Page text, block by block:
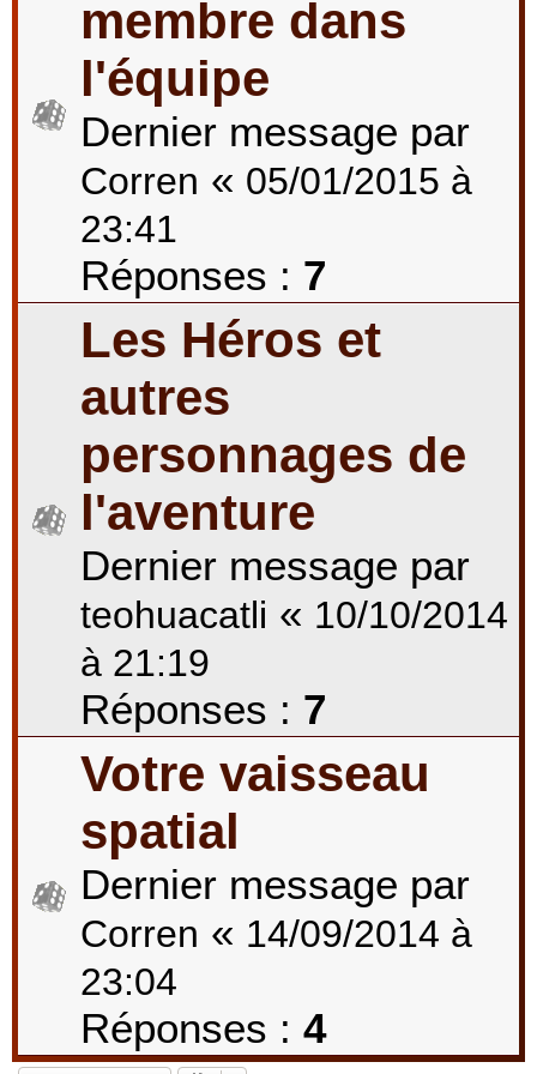
membre dans
l'équipe
Dernier message par
Corren « 05/01/2015 à
23:41
Réponses : 7
Les Héros et
autres
personnages de
l'aventure
Dernier message par
teohuacatli « 10/10/2014
à 21:19
Réponses : 7
Votre vaisseau
spatial
Dernier message par
Corren « 14/09/2014 à
23:04
Réponses : 4